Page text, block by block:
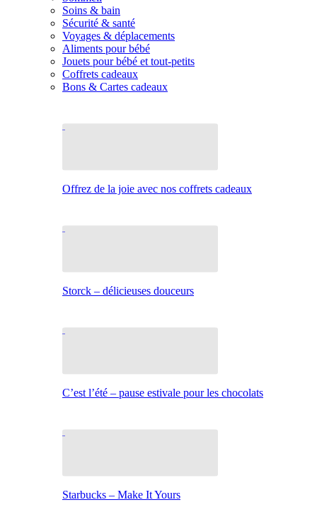
Soins & bain
Sécurité & santé
Voyages & déplacements
Aliments pour bébé
Jouets pour bébé et tout-petits
Coffrets cadeaux
Bons & Cartes cadeaux
Offrez de la joie avec nos coffrets cadeaux
Storck – délicieuses douceurs
C’est l’été – pause estivale pour les chocolats
Starbucks – Make It Yours